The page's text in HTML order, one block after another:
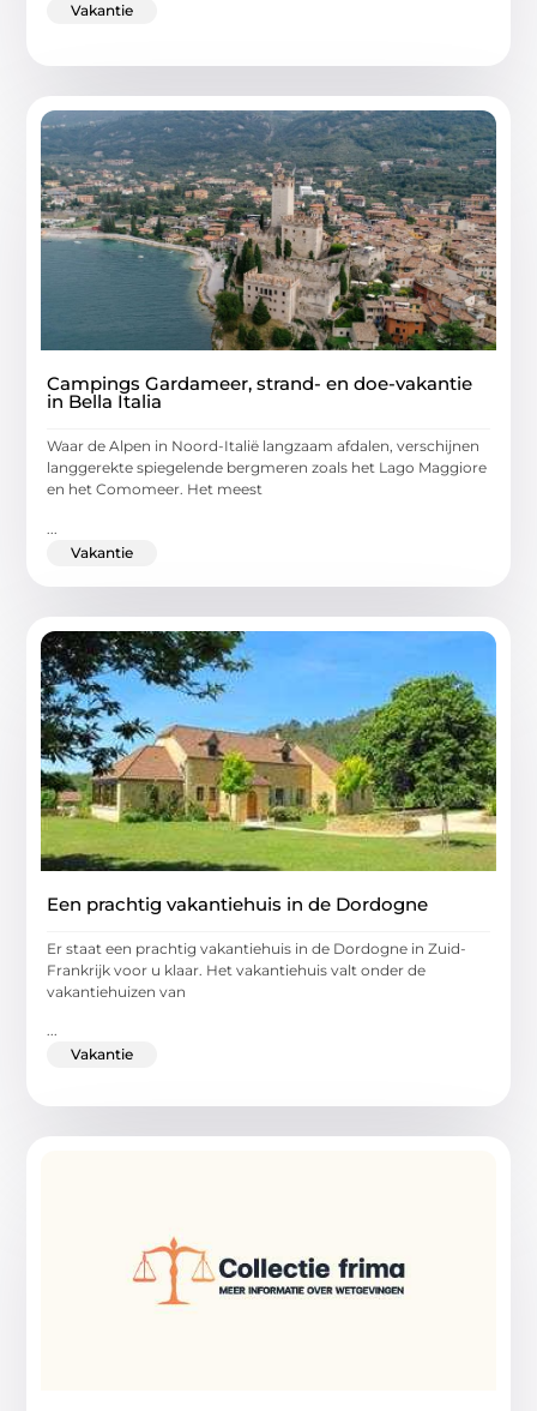
Vakantie
Campings Gardameer, strand- en doe-vakantie
in Bella Italia
Waar de Alpen in Noord-Italië langzaam afdalen, verschijnen
langgerekte spiegelende bergmeren zoals het Lago Maggiore
en het Comomeer. Het meest
Vakantie
Een prachtig vakantiehuis in de Dordogne
Er staat een prachtig vakantiehuis in de Dordogne in Zuid-
Frankrijk voor u klaar. Het vakantiehuis valt onder de
vakantiehuizen van
...
Vakantie